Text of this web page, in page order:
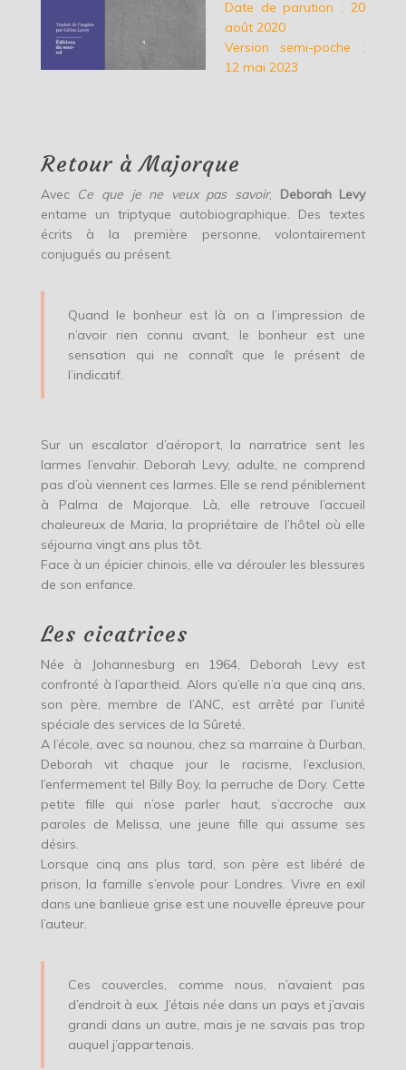
Date de parution : 20
août 2020
Version semi-poche :
12 mai 2023
Retour à Majorque
Avec Ce que je ne veux pas savoir, Deborah Levy
entame un triptyque autobiographique. Des textes
écrits à la première personne, volontairement
conjugués au présent.
Quand le bonheur est là on a l’impression de
n’avoir rien connu avant, le bonheur est une
sensation qui ne connaît que le présent de
l’indicatif.
Sur un escalator d’aéroport, la narratrice sent les
larmes l’envahir. Deborah Levy, adulte, ne comprend
pas d’où viennent ces larmes. Elle se rend péniblement
à Palma de Majorque. Là, elle retrouve l’accueil
chaleureux de Maria, la propriétaire de l’hôtel où elle
séjourna vingt ans plus tôt.
Face à un épicier chinois, elle va dérouler les blessures
de son enfance.
Les cicatrices
Née à Johannesburg en 1964, Deborah Levy est
confronté à l’apartheid. Alors qu’elle n’a que cinq ans,
son père, membre de l’ANC, est arrêté par l’unité
spéciale des services de la Sûreté.
A l’école, avec sa nounou, chez sa marraine à Durban,
Deborah vit chaque jour le racisme, l’exclusion,
l’enfermement tel Billy Boy, la perruche de Dory. Cette
petite fille qui n’ose parler haut, s’accroche aux
paroles de Melissa, une jeune fille qui assume ses
désirs.
Lorsque cinq ans plus tard, son père est libéré de
prison, la famille s’envole pour Londres. Vivre en exil
dans une banlieue grise est une nouvelle épreuve pour
l’auteur.
Ces couvercles, comme nous, n’avaient pas
d’endroit à eux. J’étais née dans un pays et j’avais
grandi dans un autre, mais je ne savais pas trop
auquel j’appartenais.